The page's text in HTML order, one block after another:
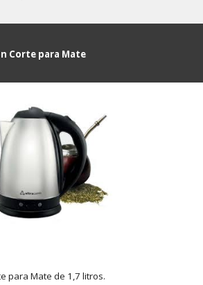
Corte para Mate
para Mate de 1,7 litros.